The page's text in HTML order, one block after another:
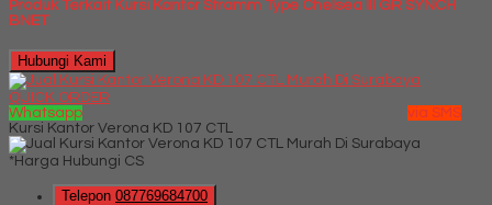
Produk Terkait Kursi Kantor Stramm Type Chelsea III GR SYNCH
BNET
Hubungi Kami
QUICK ORDER
Whatsapp
via SMS
Kursi Kantor Verona KD 107 CTL
*Harga Hubungi CS
Telepon 087769684700